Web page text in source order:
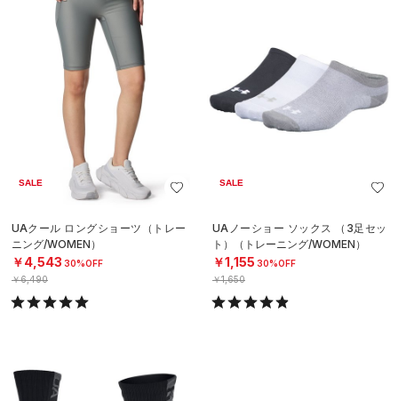
SALE
UAクール ロングショーツ（トレー
ニング/WOMEN）
￥4,543 30%OFF
￥6,490
SALE
UAノーショー ソックス （3足セッ
ト）（トレーニング/WOMEN）
￥1,155 30%OFF
￥1,650